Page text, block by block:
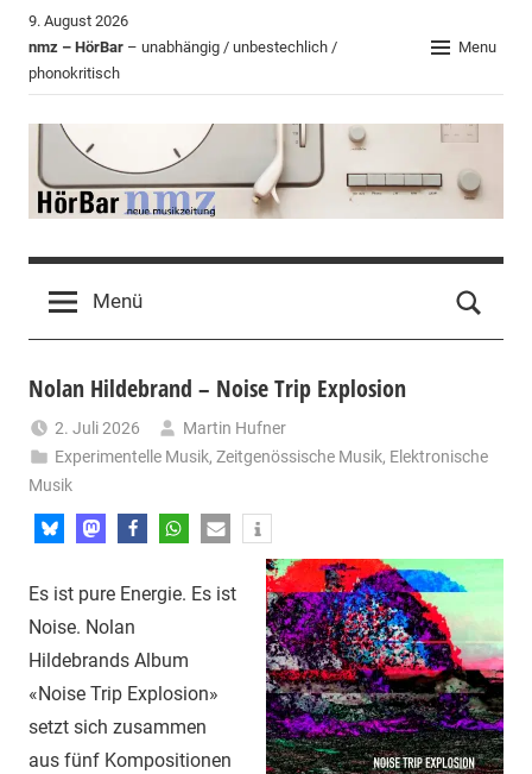
Zum
Inhalt
springen
9. August 2026
nmz – HörBar – unabhängig / unbestechlich /
phonokritisch
Menu
HörBar
der
nmz
Menü
Nolan Hildebrand – Noise Trip Explosion
2. Juli 2026
Martin Hufner
Experimentelle Musik,Zeitgenössische Musik, Elektronische
Musik
Es ist pure Energie. Es ist
Noise. Nolan
Hildebrands Album
«Noise Trip Explosion»
setzt sich zusammen
aus fünf Kompositionen